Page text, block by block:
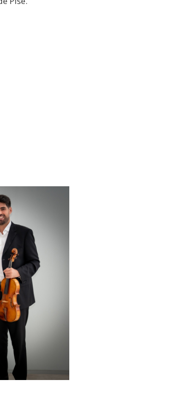
di Chitarra
en 2016;
nationales
et chant" à
du
classique
à
et chant au «